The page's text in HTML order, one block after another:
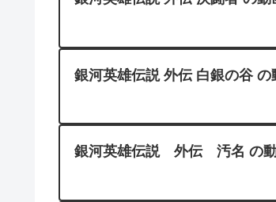
銀河英雄伝説 外伝 白銀の谷
銀河英雄伝説 外伝 汚名 の